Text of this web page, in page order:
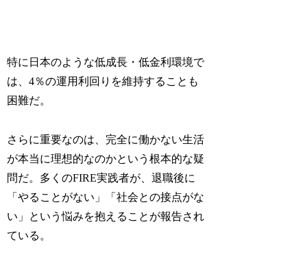
特に日本のような低成長・低金利環境で
は、4％の運用利回りを維持することも
困難だ。
さらに重要なのは、完全に働かない生活
が本当に理想的なのかという根本的な疑
問だ。多くのFIRE実践者が、退職後に
「やることがない」「社会との接点がな
い」という悩みを抱えることが報告され
ている。